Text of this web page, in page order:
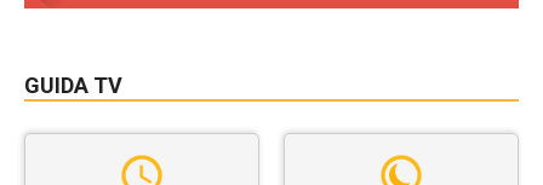
GUIDA TV